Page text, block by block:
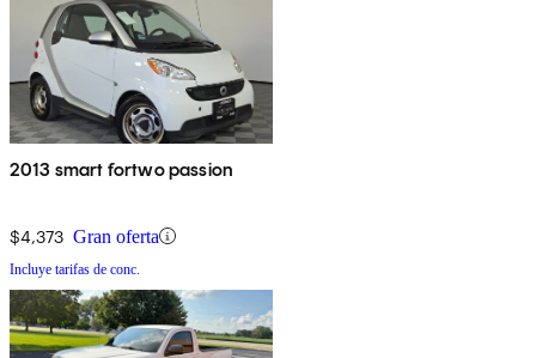
2013 smart fortwo passion
$4,373 Gran oferta
Incluye tarifas de conc.